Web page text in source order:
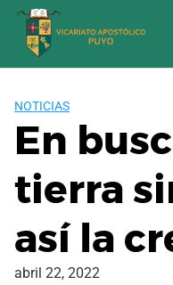
Saltar
contenido
NOTICIAS
En
tierra
así la
abril 22, 2022